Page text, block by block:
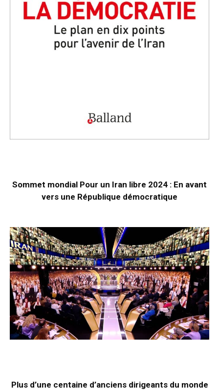
Sommet mondial Pour un Iran libre 2024 : En avant
vers une République démocratique
Plus d’une centaine d’anciens dirigeants du monde